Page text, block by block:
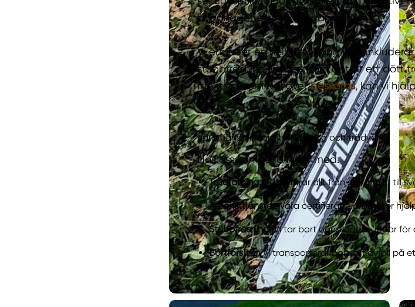
byggnader eller ledningar.
Vi erbjuder en helhetslösning som
stubbfräsning. Oavsett om det är ett dött
fruktträd som behöverbeskäras, kan vi
Våra tjänster inom trädfällning och trädvård
Hos oss kan du få hjälp med:
Trädfällning:Vi hanterar allt från stora träd till
Arboristtjänster:Våra certifierade arborister
Stubbfräsning:Vi tar bort oönskade stubbar
Bortforsling:Vi transporterar bort allt avfall på